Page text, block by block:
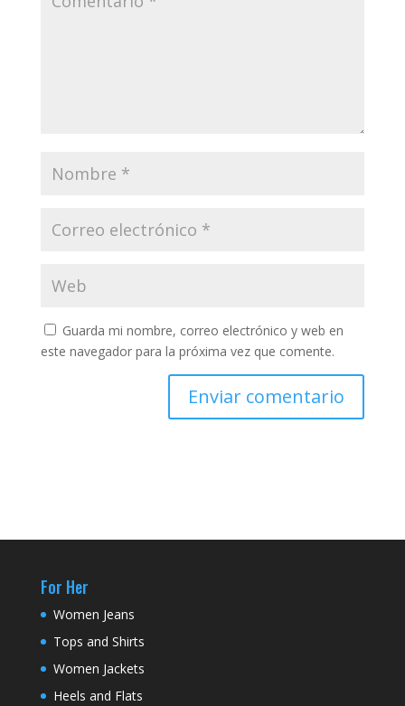
Guarda mi nombre, correo electrónico y web en
este navegador para la próxima vez que comente.
For Her
Women Jeans
Tops and Shirts
Women Jackets
Heels and Flats